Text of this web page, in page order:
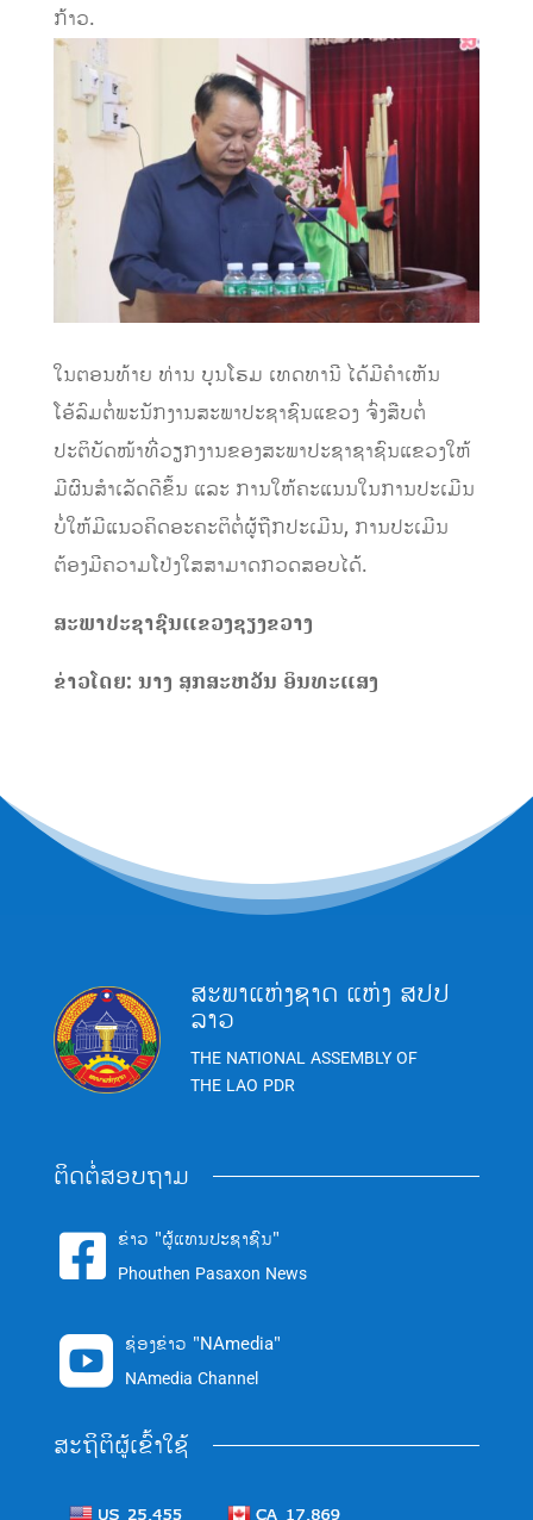
ກ້າວ.
ໃນ​ຕອນທ້າຍ ທ່ານ ບຸນໂຮມ ເທດທານີ ໄດ້ມີຄໍາເຫັນ
ໂອ້ລົມຕໍ່ພະນັກງານສະພາປະຊາຊົນແຂວງ ​ຈົ່ງສືບຕໍ່
ປະຕິບັດໜ້າທີ່ວຽກງານຂອງສະພາປະຊາຊາຊົນແຂວງໃຫ້
ມີຜົນສໍາເລັດດີຂຶ້ນ ແລະ ການໃຫ້ຄະແນນໃນການປະເມີນ
ບໍ່ໃຫ້ມີແນວຄິດອະຄະຕິຕໍ່​ຜູ​້ຖືກ​ປະ​ເມີນ, ການ​ປະ​ເມີນ​
ຕ້ອງ​ມີຄວາມໂປ່ງໃສສາມາດກວດສອບໄດ້.
ສະພາປະຊາຊົນແຂວງຊຽງຂວາງ
ຂ່າວໂດຍ: ນາງ ສຸກສະຫວັນ ອິນທະແສງ
ສະພາແຫ່ງຊາດ ແຫ່ງ ສປປ
ລາວ
THE NATIONAL ASSEMBLY OF
THE LAO PDR
ຕິດຕໍ່ສອບຖາມ
 ຂ່າວ "ຜູ້ແທນປະຊາຊົນ"
Phouthen Pasaxon News
 ຊ່ອງຂ່າວ "NAmedia"
NAmedia Channel
ສະຖິຕິຜູ້ເຂົ້າໃຊ້